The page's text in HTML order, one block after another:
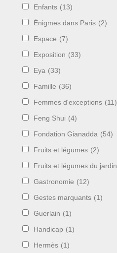
Enfants (13)
Énigmes dans Paris (2)
Espace (7)
Exposition (33)
Eya (33)
Famille (36)
Femmes d'exceptions (11)
Feng Shui (4)
Fondation Gianadda (54)
Fruits et légumes (2)
Fruits et légumes du jardin
Gastronomie (12)
Gestes marquants (1)
Guerlain (1)
Handicap (1)
Hermès (1)